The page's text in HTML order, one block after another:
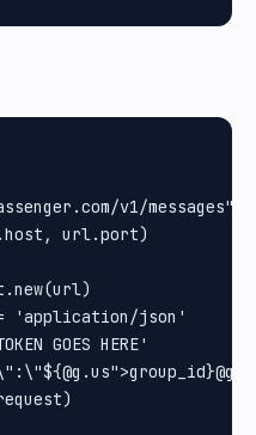
v1/messages")
url.port)
'application/json'
GOES HERE'